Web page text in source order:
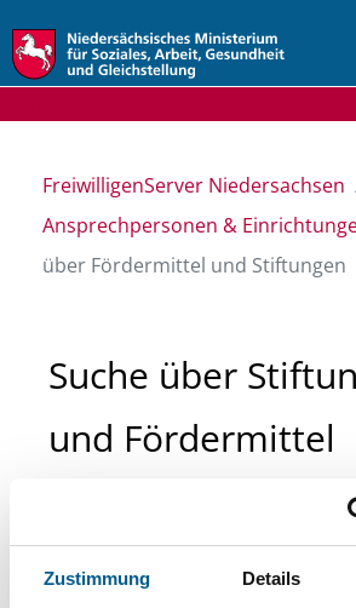
Zustimmung Details
FreiwilligenServer Niedersachsen
Ansprechpersonen &
über Fördermittel und Stiftungen
Suche über
und Fördermittel
Sie suchen finanzielle
Projekt oder ein Vorhaben? Hier
direkt über unsere